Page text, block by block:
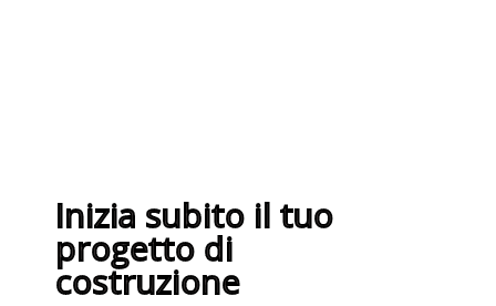
Inizia subito il tuo
progetto di
costruzione